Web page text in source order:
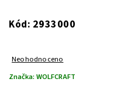
Kód: 2933000
Neohodnoceno
Značka: WOLFCRAFT